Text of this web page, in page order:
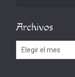
Archivos
Archivos